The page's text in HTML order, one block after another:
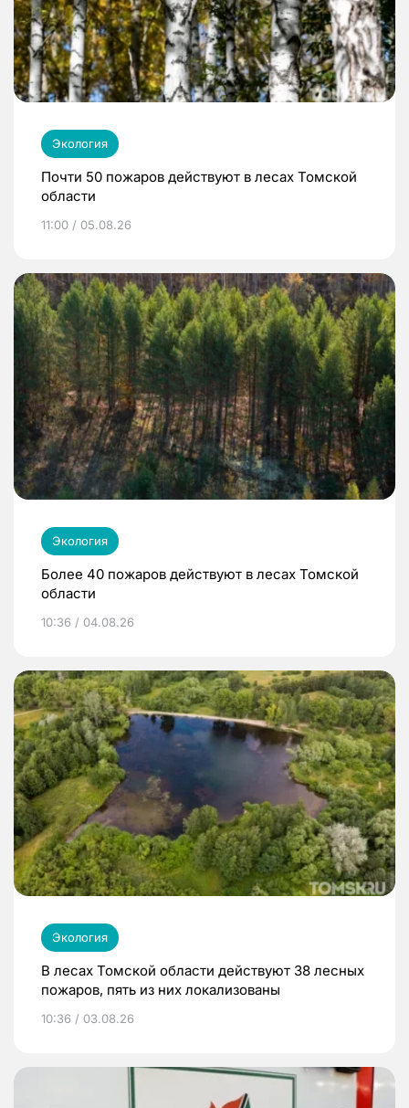
Экология
Почти 50 пожаров действуют в лесах Томской
области
11:00 / 05.08.26
Экология
Более 40 пожаров действуют в лесах Томской
области
10:36 / 04.08.26
Экология
В лесах Томской области действуют 38 лесных
пожаров, пять из них локализованы
10:36 / 03.08.26